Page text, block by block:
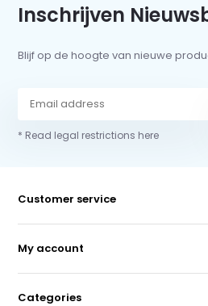
Inschrijven
Blijf op de hoogte van nieuwe
* Read legal restrictions here
Customer service
My account
Categories